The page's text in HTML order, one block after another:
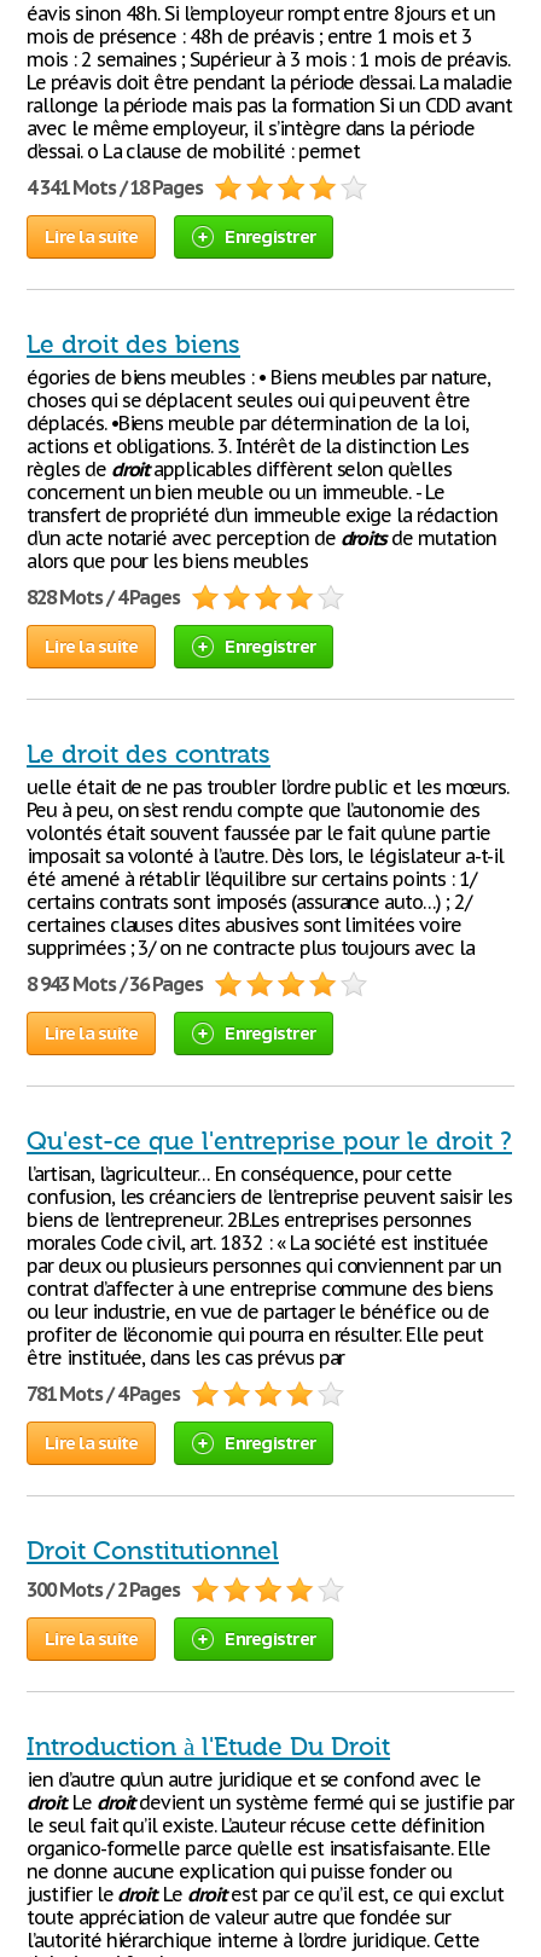
éavis sinon 48h. Si l’employeur rompt entre 8jours et un
mois de présence : 48h de préavis ; entre 1 mois et 3
mois : 2 semaines ; Supérieur à 3 mois : 1 mois de préavis.
Le préavis doit être pendant la période d’essai. La maladie
rallonge la période mais pas la formation Si un CDD avant
avec le même employeur, il s’intègre dans la période
d’essai. o La clause de mobilité : permet
4 341 Mots / 18 Pages
Lire la suite Enregistrer
Le droit des biens
égories de biens meubles : • Biens meubles par nature,
choses qui se déplacent seules oui qui peuvent être
déplacés. •Biens meuble par détermination de la loi,
actions et obligations. 3. Intérêt de la distinction Les
règles de droitapplicables diffèrent selon qu’elles
concernent un bien meuble ou un immeuble. - Le
transfert de propriété d’un immeuble exige la rédaction
d’un acte notarié avec perception de droitsde mutation
alors que pour les biens meubles
828 Mots / 4 Pages
Lire la suite Enregistrer
Le droit des contrats
uelle était de ne pas troubler l’ordre public et les mœurs.
Peu à peu, on s’est rendu compte que l’autonomie des
volontés était souvent faussée par le fait qu’une partie
imposait sa volonté à l’autre. Dès lors, le législateur a-t-il
été amené à rétablir l’équilibre sur certains points : 1/
certains contrats sont imposés (assurance auto…) ; 2/
certaines clauses dites abusives sont limitées voire
supprimées ; 3/ on ne contracte plus toujours avec la
8 943 Mots / 36 Pages
Lire la suite Enregistrer
Qu'est-ce que l'entreprise pour le droit ?
l’artisan, l’agriculteur… En conséquence, pour cette
confusion, les créanciers de l’entreprise peuvent saisir les
biens de l’entrepreneur. 2B.Les entreprises personnes
morales Code civil, art. 1832 : « La société est instituée
par deux ou plusieurs personnes qui conviennent par un
contrat d’affecter à une entreprise commune des biens
ou leur industrie, en vue de partager le bénéfice ou de
profiter de l’économie qui pourra en résulter. Elle peut
être instituée, dans les cas prévus par
781 Mots / 4 Pages
Lire la suite Enregistrer
Droit Constitutionnel
300 Mots / 2 Pages
Lire la suite Enregistrer
Introduction à l'Etude Du Droit
ien d’autre qu’un autre juridique et se confond avec le
droit. Le droitdevient un système fermé qui se justifie par
le seul fait qu’il existe. L’auteur récuse cette définition
organico-formelle parce qu’elle est insatisfaisante. Elle
ne donne aucune explication qui puisse fonder ou
justifier le droit. Le droitest par ce qu’il est, ce qui exclut
toute appréciation de valeur autre que fondée sur
l’autorité hiérarchique interne à l’ordre juridique. Cette